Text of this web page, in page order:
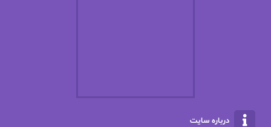
الناز محمدی
درباره سایت